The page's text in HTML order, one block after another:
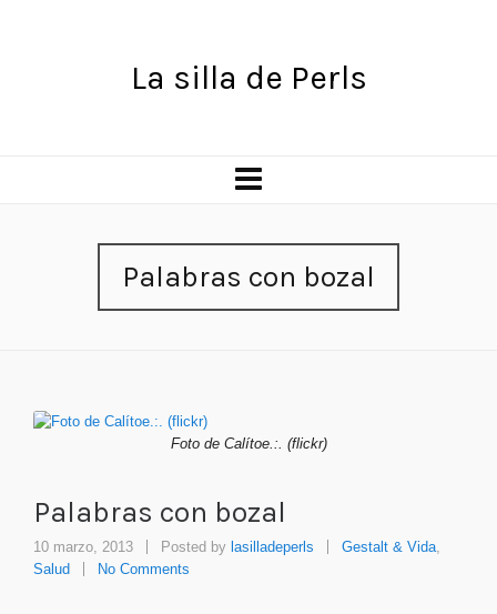
La silla de Perls
Palabras con bozal
Foto de Calítoe.:. (flickr)
Palabras con bozal
10 marzo, 2013 Posted by lasilladeperls Gestalt & Vida,
Salud
No Comments